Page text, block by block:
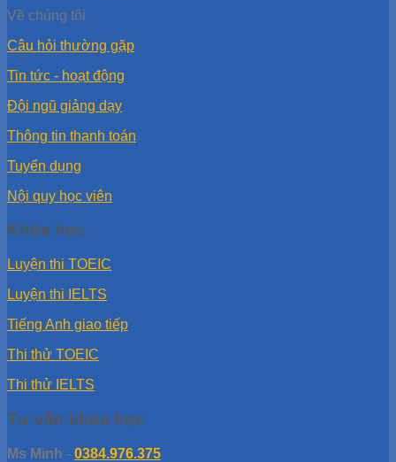
Về chúng tôi
Câu hỏi thường gặp
Tin tức - hoạt động
Đội ngũ giảng dạy
Thông tin thanh toán
Tuyển dụng
Nội quy học viên
Khóa học
Luyện thi TOEIC
Luyện thi IELTS
Tiếng Anh giao tiếp
Thi thử TOEIC
Thi thử IELTS
Tư vấn khóa học
Ms Minh - 0384.976.375